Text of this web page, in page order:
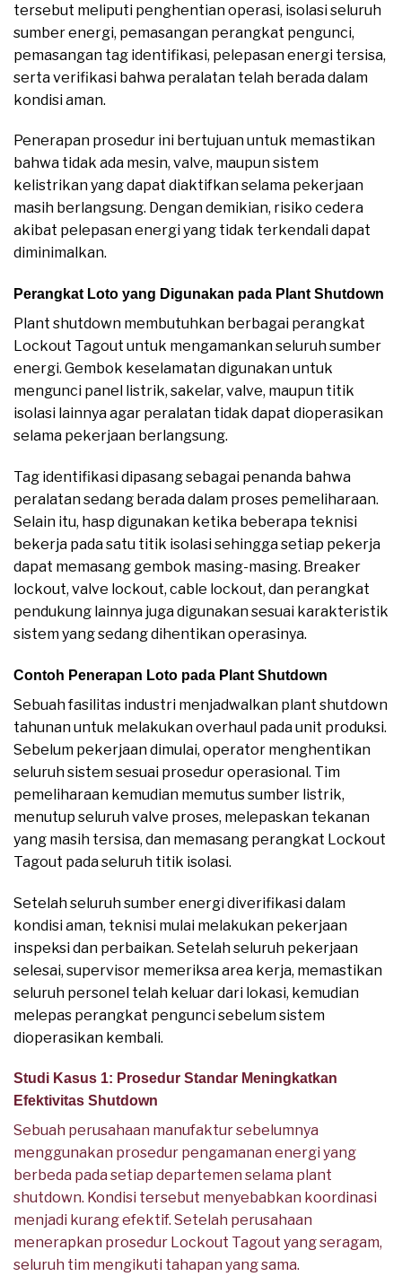
tersebut meliputi penghentian operasi, isolasi seluruh
sumber energi, pemasangan perangkat pengunci,
pemasangan tag identifikasi, pelepasan energi tersisa,
serta verifikasi bahwa peralatan telah berada dalam
kondisi aman.
Penerapan prosedur ini bertujuan untuk memastikan
bahwa tidak ada mesin, valve, maupun sistem
kelistrikan yang dapat diaktifkan selama pekerjaan
masih berlangsung. Dengan demikian, risiko cedera
akibat pelepasan energi yang tidak terkendali dapat
diminimalkan.
Perangkat Loto yang Digunakan pada Plant Shutdown
Plant shutdown membutuhkan berbagai perangkat
Lockout Tagout untuk mengamankan seluruh sumber
energi. Gembok keselamatan digunakan untuk
mengunci panel listrik, sakelar, valve, maupun titik
isolasi lainnya agar peralatan tidak dapat dioperasikan
selama pekerjaan berlangsung.
Tag identifikasi dipasang sebagai penanda bahwa
peralatan sedang berada dalam proses pemeliharaan.
Selain itu, hasp digunakan ketika beberapa teknisi
bekerja pada satu titik isolasi sehingga setiap pekerja
dapat memasang gembok masing-masing. Breaker
lockout, valve lockout, cable lockout, dan perangkat
pendukung lainnya juga digunakan sesuai karakteristik
sistem yang sedang dihentikan operasinya.
Contoh Penerapan Loto pada Plant Shutdown
Sebuah fasilitas industri menjadwalkan plant shutdown
tahunan untuk melakukan overhaul pada unit produksi.
Sebelum pekerjaan dimulai, operator menghentikan
seluruh sistem sesuai prosedur operasional. Tim
pemeliharaan kemudian memutus sumber listrik,
menutup seluruh valve proses, melepaskan tekanan
yang masih tersisa, dan memasang perangkat Lockout
Tagout pada seluruh titik isolasi.
Setelah seluruh sumber energi diverifikasi dalam
kondisi aman, teknisi mulai melakukan pekerjaan
inspeksi dan perbaikan. Setelah seluruh pekerjaan
selesai, supervisor memeriksa area kerja, memastikan
seluruh personel telah keluar dari lokasi, kemudian
melepas perangkat pengunci sebelum sistem
dioperasikan kembali.
Studi Kasus 1: Prosedur Standar Meningkatkan
Efektivitas Shutdown
Sebuah perusahaan manufaktur sebelumnya
menggunakan prosedur pengamanan energi yang
berbeda pada setiap departemen selama plant
shutdown. Kondisi tersebut menyebabkan koordinasi
menjadi kurang efektif. Setelah perusahaan
menerapkan prosedur Lockout Tagout yang seragam,
seluruh tim mengikuti tahapan yang sama.